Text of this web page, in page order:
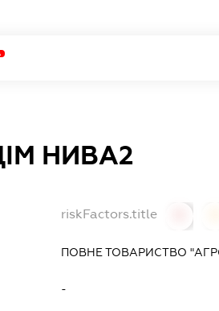
НИВА2
riskFactors.title
ПОВНЕ ТОВАРИСТВО
-